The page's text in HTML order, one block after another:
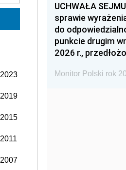
2023
2019
2015
2011
2007
UCHWAŁA
sprawie
do
punkcie drugim
2026 r.,
Monitor Polski rok